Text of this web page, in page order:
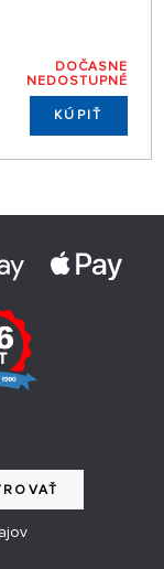
DOČASNE
NEDOSTUPNÉ
KÚPIŤ